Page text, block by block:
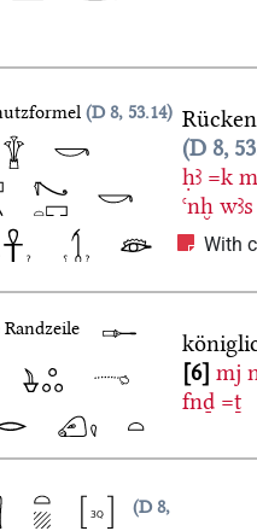
D 8, 53.14
D 8,
ḥꜣ =k
ꜥnḫ wꜣs
With
6 mj
fnḏ =ṯ
D 8,